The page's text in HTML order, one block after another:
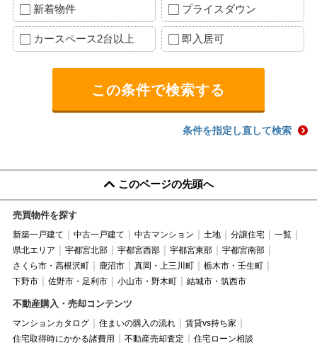
新着物件 プライスダウン
カースペース2台以上 即入居可
条件を指定し直して検索
このページの先頭へ
売買物件を探す
新築一戸建て 中古一戸建て 中古マンション 土地 分譲住宅
一覧
県北エリア
宇都宮北部 宇都宮西部 宇都宮東部
宇都宮南部
さくら市・高根沢町
鹿沼市 真岡・上三川町
栃木市・壬生町
下野市
佐野市・足利市 小山市・野木町 結城市・筑西市
不動産購入・売却コンテンツ
マンションカタログ 住まいの購入の流れ
賃貸vs持ち家
住宅取得時にかかる諸費用
不動産売却査定 住宅ローン相談